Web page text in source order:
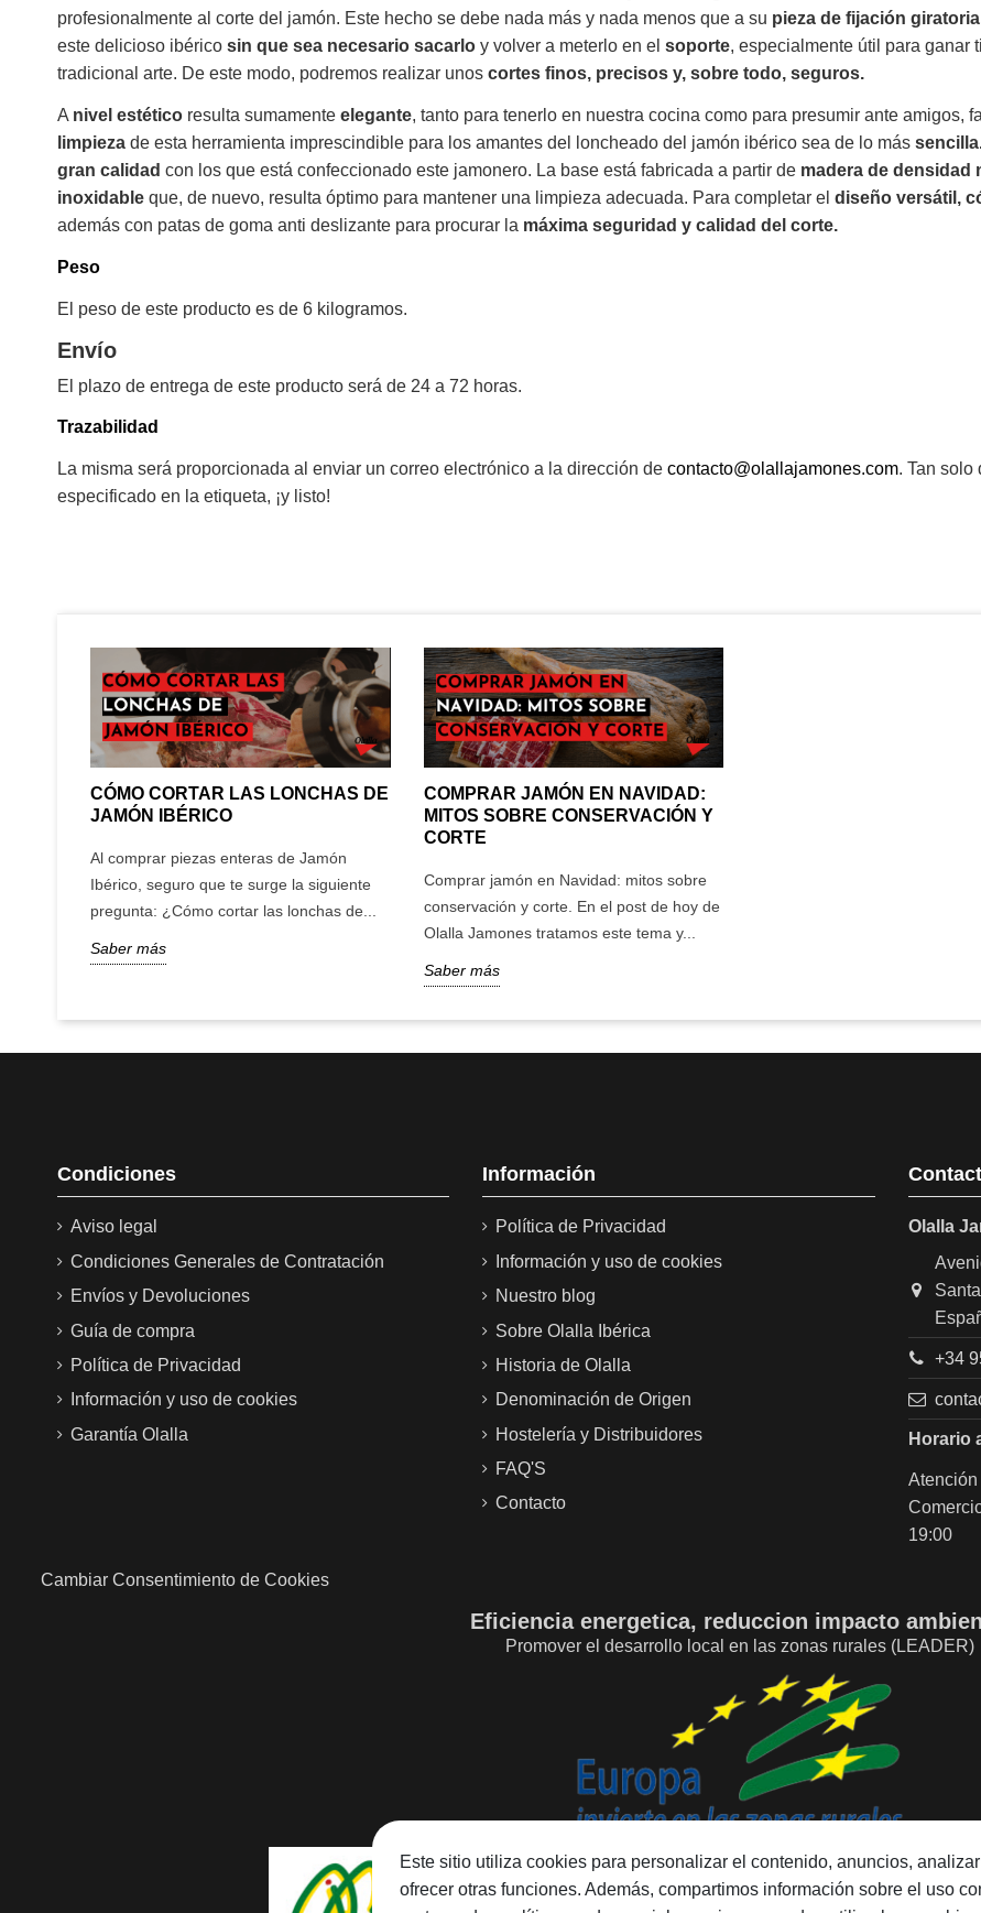
Este sitio utiliza cookies para personalizar el contenido, anuncios,
ofrecer otras funciones. Además, compartimos información sobre el uso
profesionalmente al corte del jamón. Este hecho se debe nada más y nada menos que a su pieza de fijación
este delicioso ibérico sin que sea necesario sacarlo y volver a meterlo en el soporte, especialmente útil para ganar
tradicional arte. De este modo, podremos realizar unos cortes finos, precisos y, sobre todo, seguros.
A nivel estético resulta sumamente elegante, tanto para tenerlo en nuestra cocina como para presumir ante amigos,
limpieza de esta herramienta imprescindible para los amantes del loncheado del jamón ibérico sea de lo más
gran calidad con los que está confeccionado este jamonero. La base está fabricada a partir de madera de densidad
inoxidable que, de nuevo, resulta óptimo para mantener una limpieza adecuada. Para completar el diseño versátil,
además con patas de goma anti deslizante para procurar la máxima seguridad y calidad del corte.
Peso
El peso de este producto es de 6 kilogramos.
Envío
El plazo de entrega de este producto será de 24 a 72 horas.
Trazabilidad
La misma será proporcionada al enviar un correo electrónico a la dirección de contacto@olallajamones.com. Tan solo
especificado en la etiqueta, ¡y listo!
Está elaborado con una base de madera de densidad media (D.M.) para mayor estabilidad y un acabado de acero inoxidable
¿Es este jamonero adecuado para uso doméstico?
¿Qué ventajas ofrece su diseño en términos de corte?
¿La madera utilizada proporciona buena estabilidad?
Pulse aquí para dejar su opinión
Elegante
Elegante y eficaz jamonero
Jamonero perfecto tanto en calidad y precio.
Es un muy buen jamonero. Estaba buscado uno rotatorio, a buen precio, y el Jamonero de Olalla es justo lo que
rotar. Además con el 10% de descuento que ofrece la tienda, el precio es imbatible.
15/12/2020
robusta y estable lo que estaba buscando
Ver más
CÓMO CORTAR LAS LONCHAS DE
JAMÓN IBÉRICO
Al comprar piezas enteras de Jamón
Ibérico, seguro que te surge la siguiente
pregunta: ¿Cómo cortar las lonchas de...
Saber más
COMPRAR JAMÓN EN NAVIDAD:
MITOS SOBRE CONSERVACIÓN Y
CORTE
Comprar jamón en Navidad: mitos sobre
conservación y corte. En el post de hoy de
Olalla Jamones tratamos este tema y...
Saber más
Condiciones
Aviso legal
Condiciones Generales de Contratación
Envíos y Devoluciones
Guía de compra
Política de Privacidad
Información y uso de cookies
Garantía Olalla
Información
Política de Privacidad
Información y uso de cookies
Nuestro blog
Sobre Olalla Ibérica
Historia de Olalla
Denominación de Origen
Hostelería y Distribuidores
FAQ'S
Contacto
Olalla
+34
Horario
Atención
19:00
Cambiar Consentimiento de Cookies
Eficiencia energetica, reduccion impacto
Promover el desarrollo local en las zonas rurales (LEADER)